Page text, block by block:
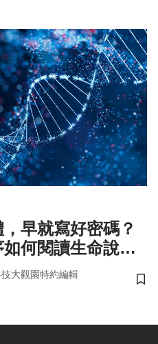
早就寫好密碼？
何閱讀生命說明
大觀園特約編輯
儲